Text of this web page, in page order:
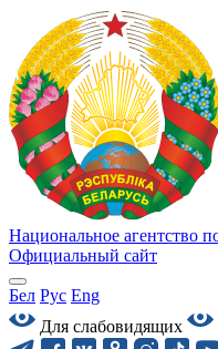
Национальное агентство
Официальный сайт
Бел Рус Eng
Для слабовидящих